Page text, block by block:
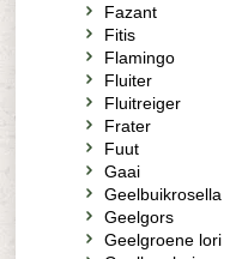
Fazant
Fitis
Flamingo
Fluiter
Fluitreiger
Frater
Fuut
Gaai
Geelbuikrosella
Geelgors
Geelgroene lori